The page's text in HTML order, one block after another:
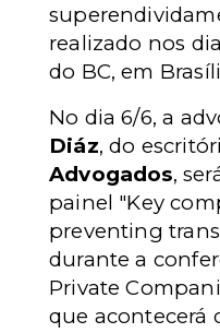
realizado nos
do BC, em
No dia 6/6, a
Diáz, do
Advogados,
painel "Key
preventing
durante a
Private
que acontecerá